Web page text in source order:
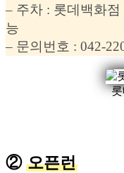
– 주차 : 롯데백화
능
– 문의번호 : 042-
② 오픈런